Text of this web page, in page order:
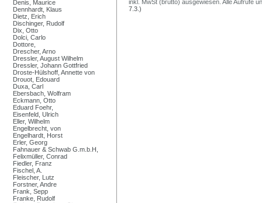
Denis, Maurice
Dennhardt, Klaus
Dietz, Erich
Dischinger, Rudolf
Dix, Otto
Dolci, Carlo
Dottore,
Drescher, Arno
Dressler, August Wilhelm
Dressler, Johann Gottfried
Droste-Hülshoff, Annette von
Drouot, Edouard
Duxa, Carl
Ebersbach, Wolfram
Eckmann, Otto
Eduard Foehr,
Eisenfeld, Ulrich
Eller, Wilhelm
Engelbrecht, von
Engelhardt, Horst
Erler, Georg
Fahnauer & Schwab G.m.b.H,
Felixmüller, Conrad
Fiedler, Franz
Fischel, A.
Fleischer, Lutz
Forstner, Andre
Frank, Sepp
Franke, Rudolf
inkl. MwSt (brutto) ausgewiesen. Alle Aufrufe
7.3.)